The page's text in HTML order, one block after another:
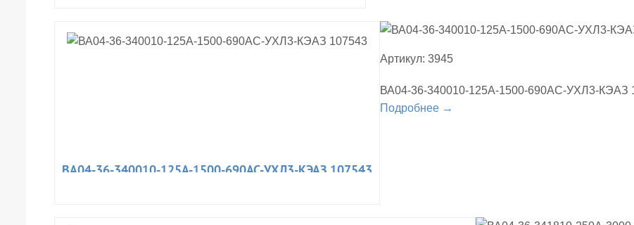
ВА04-36-340010-125А-1500-690AC-УХЛ3-КЭАЗ 107543
Артикул: 3945
ВА04-36-340010-125А-1500-690AC-УХЛ3-КЭАЗ
Подробнее →